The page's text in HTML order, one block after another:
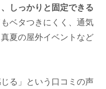
しっかりと固定できる
ベタつきにくく、通気
夏の屋外イベントなど
る」という口コミの声